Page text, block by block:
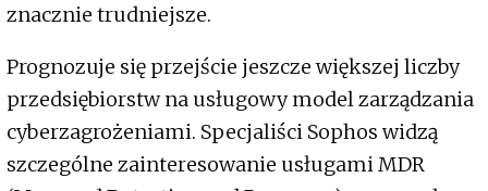
znacznie trudniejsze.
Prognozuje się przejście jeszcze większej liczby
przedsiębiorstw na usługowy model zarządzania
cyberzagrożeniami. Specjaliści Sophos widzą
szczególne zainteresowanie usługami MDR